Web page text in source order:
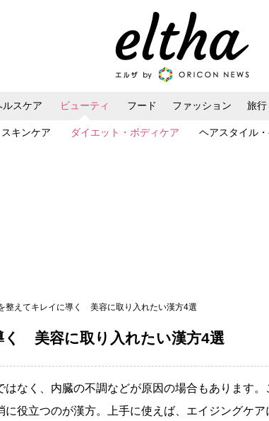
ルスケア ビューティ
キンケア ダイエット・ボディケア ヘアスタイル
フード ファッション 旅行
整えてキレイに導く 美容に取り入れたい漢方4選
く 美容に取り入れたい漢方4選
なく、内臓の不調などが原因の場合もあります。
に役立つのが漢方。上手に使えば、エイジングケア